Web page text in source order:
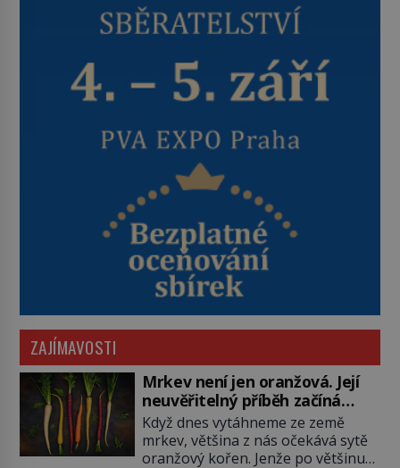
ZAJÍMAVOSTI
Mrkev není jen oranžová. Její
neuvěřitelný příběh začíná
fialovou barvou
Když dnes vytáhneme ze země
mrkev, většina z nás očekává sytě
oranžový kořen. Jenže po většinu